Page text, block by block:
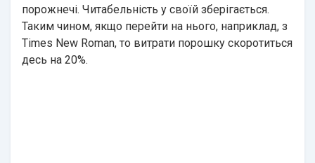
порожнечі. Читабельність у своїй зберігається.
Таким чином, якщо перейти на нього, наприклад, з
Times New Roman, то витрати порошку скоротиться
десь на 20%.